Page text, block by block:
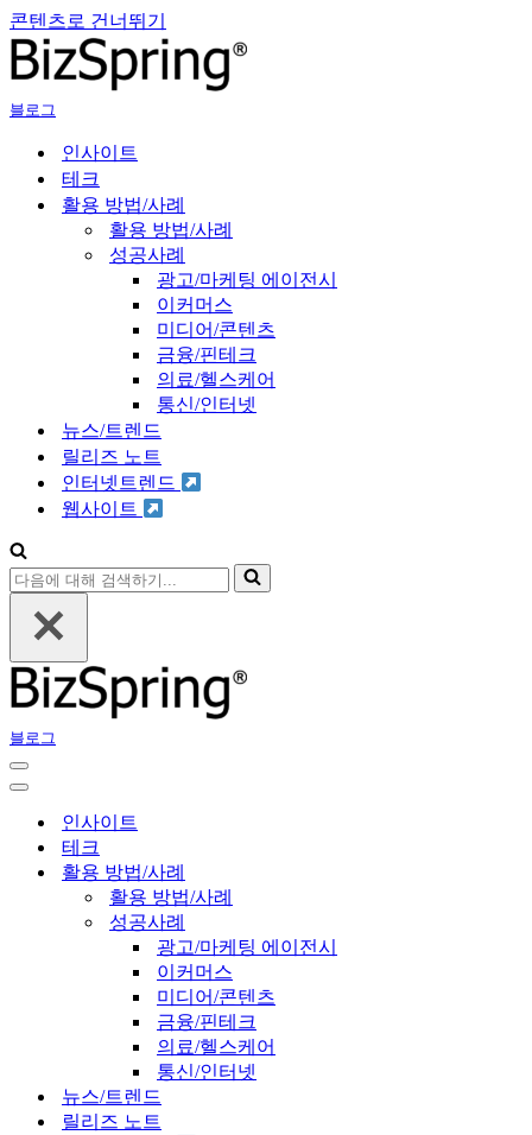
콘텐츠로 건너뛰기
블로그
인사이트
테크
활용 방법/사례
활용 방법/사례
성공사례
광고/마케팅 에이전시
이커머스
미디어/콘텐츠
금융/핀테크
의료/헬스케어
통신/인터넷
뉴스/트렌드
릴리즈 노트
인터넷트렌드
웹사이트
다
음
해
검
하
기...
블로그
내
비
내
인사이트
테크
활용 방법/사례
활용 방법/사례
성공사례
광고/마케팅 에이전시
이커머스
미디어/콘텐츠
금융/핀테크
의료/헬스케어
통신/인터넷
뉴스/트렌드
릴리즈 노트